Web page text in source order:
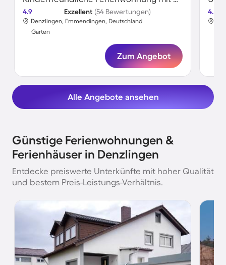
4.9 Exzellent (54 Bewertungen)
Denzlingen, Emmendingen, Deutschland
Garten
Zum Angebot
4.8
Alle Angebote ansehen
Günstige Ferienwohnungen &
Ferienhäuser in Denzlingen
Entdecke preiswerte Unterkünfte mit hoher Qualität
und bestem Preis-Leistungs-Verhältnis.